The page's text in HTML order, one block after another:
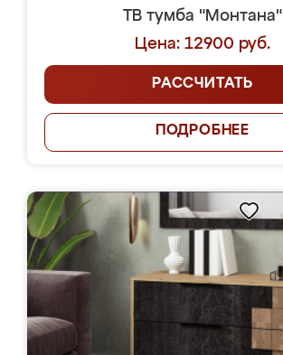
ТВ тумба "Монтана"
Цена: 12900 руб.
РАССЧИТАТЬ
ПОДРОБНЕЕ